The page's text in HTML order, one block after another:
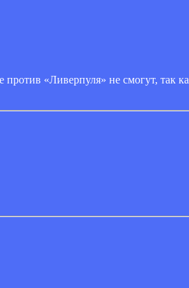
«Ливерпуля» не смогут, так